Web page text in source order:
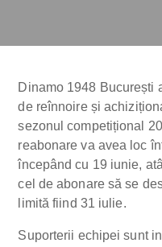
Dinamo 1948 București
de reînnoire și
sezonul competițional
reabonare va avea loc
începând cu 19 iunie,
cel de abonare să se
limită fiind 31 iulie.
Suporterii echipei sunt